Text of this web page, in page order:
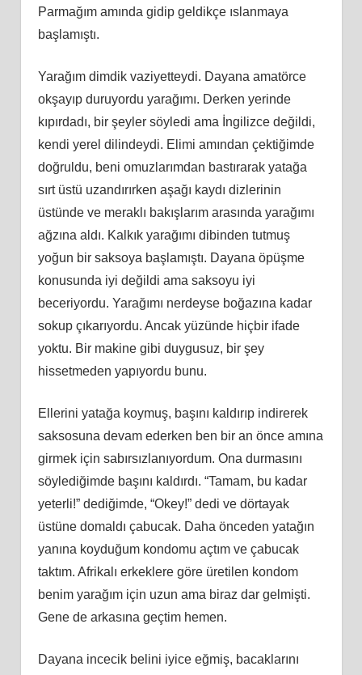
Parmağım amında gidip geldikçe ıslanmaya
başlamıştı.
Yarağım dimdik vaziyetteydi. Dayana amatörce
okşayıp duruyordu yarağımı. Derken yerinde
kıpırdadı, bir şeyler söyledi ama İngilizce değildi,
kendi yerel dilindeydi. Elimi amından çektiğimde
doğruldu, beni omuzlarımdan bastırarak yatağa
sırt üstü uzandırırken aşağı kaydı dizlerinin
üstünde ve meraklı bakışlarım arasında yarağımı
ağzına aldı. Kalkık yarağımı dibinden tutmuş
yoğun bir saksoya başlamıştı. Dayana öpüşme
konusunda iyi değildi ama saksoyu iyi
beceriyordu. Yarağımı nerdeyse boğazına kadar
sokup çıkarıyordu. Ancak yüzünde hiçbir ifade
yoktu. Bir makine gibi duygusuz, bir şey
hissetmeden yapıyordu bunu.
Ellerini yatağa koymuş, başını kaldırıp indirerek
saksosuna devam ederken ben bir an önce amına
girmek için sabırsızlanıyordum. Ona durmasını
söylediğimde başını kaldırdı. “Tamam, bu kadar
yeterli!” dediğimde, “Okey!” dedi ve dörtayak
üstüne domaldı çabucak. Daha önceden yatağın
yanına koyduğum kondomu açtım ve çabucak
taktım. Afrikalı erkeklere göre üretilen kondom
benim yarağım için uzun ama biraz dar gelmişti.
Gene de arkasına geçtim hemen.
Dayana incecik belini iyice eğmiş, bacaklarını